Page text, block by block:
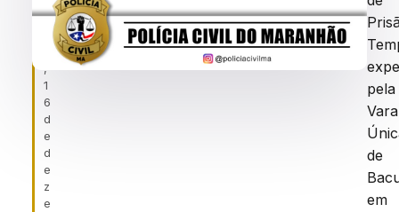
ei
,
1
6
d
e
d
e
z
e
BACURI
pela
Vara
de
em